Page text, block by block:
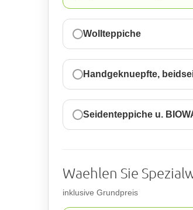
Wollteppiche
Handgeknuepfte,
Seidenteppiche u.
Waehlen Sie
inklusive Grundpreis